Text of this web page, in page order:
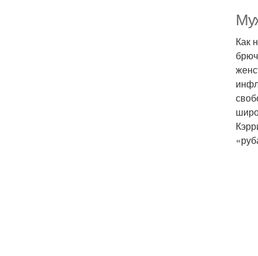
Как